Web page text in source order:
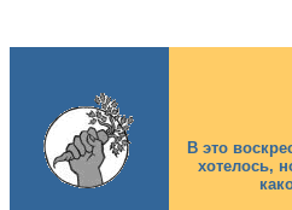
В это
хотелось,